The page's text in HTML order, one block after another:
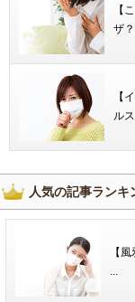
【
ザ
【
ル
人気の記事ランキ
【
...